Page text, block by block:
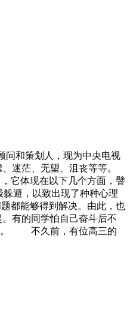
和策划人，现为中央电视
迷茫、无望、沮丧等等。
它体现在以下几个方面，譬
避，以致出现了种种心理
都能够得到解决。由此，也
有的同学怕自己奋斗后不
解。 不久前，有位高三的